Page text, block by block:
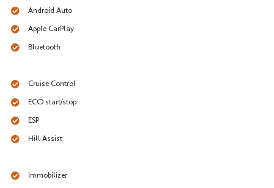
Android Auto
Apple CarPlay
Bluetooth
Cruise Control
ECO start/stop
ESP
Hill Assist
Immobilizer